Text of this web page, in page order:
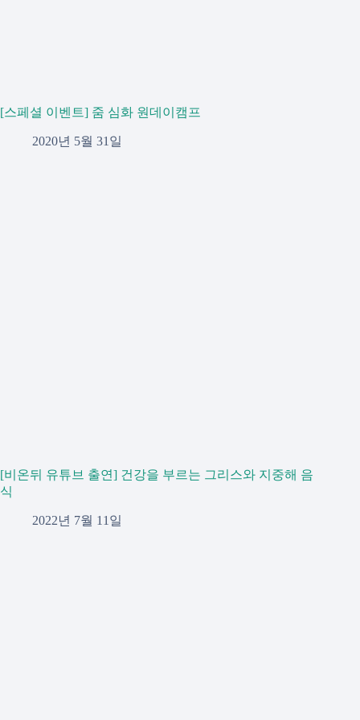
[스페셜 이벤트] 줌 심화 원데이캠프
2020년 5월 31일
[비온뒤 유튜브 출연] 건강을 부르는 그리스와 지중해 음
식
2022년 7월 11일